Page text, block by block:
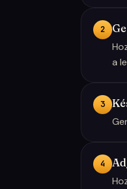
2
a
3
4